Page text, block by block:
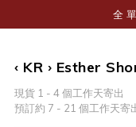
‹ KR › Esther
現貨 1 - 4 個工作天寄出
預訂約 7 - 21 個工作天寄